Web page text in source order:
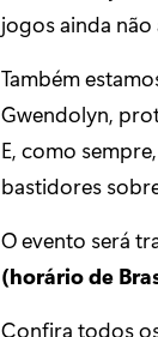
jogos ainda não
Também
Gwendolyn,
E, como
bastidores
O evento será
(horário de
Confira todos